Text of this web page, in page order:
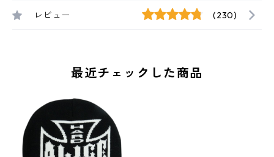
レビュー (230)
最近チェックした商品